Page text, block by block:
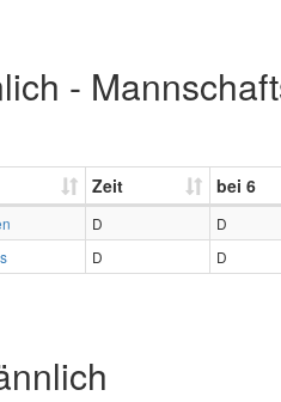
-
Zeit bei 6
D D
D D